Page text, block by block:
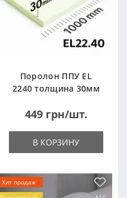
Поролон ППУ EL
2240 толщина 30мм
(1000x2000мм)
449 грн/шт.
В КОРЗИНУ
Хит продаж